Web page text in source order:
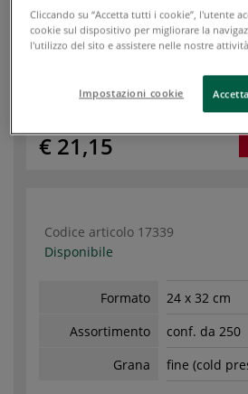
Assortimento
conf. da 250
Grana
fine (cold
€ 21,15
Codice articolo 17339
Disponibile
Formato
24 x 32 cm
Assortimento
conf. da 250
Grana
fine (cold
Cliccando su “Accetta tutti i cookie”, l'utente
cookie sul dispositivo per migliorare la
l'utilizzo del sito e assistere nelle nostre
Impostazioni cookie